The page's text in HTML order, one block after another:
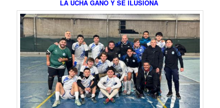
LA UCHA GANO Y SE ILUSIONA